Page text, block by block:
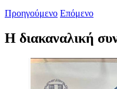
Προηγούμενο Επόμενο
Η διακαναλική
Προβολή
εικόνας